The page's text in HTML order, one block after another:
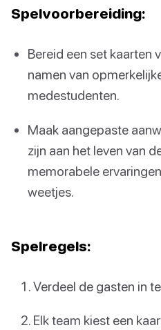
Spelvoorbereiding:
Bereid een set kaarten
namen van
medestudenten.
Maak aangepaste
zijn aan het leven van
memorabele
weetjes.
Spelregels:
Verdeel de gasten in
Elk team kiest een